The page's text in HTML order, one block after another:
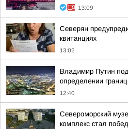
13:09
Северян
квитанциях
13:02
Владимир Путин
определении
12:40
Североморский
комплекс стал